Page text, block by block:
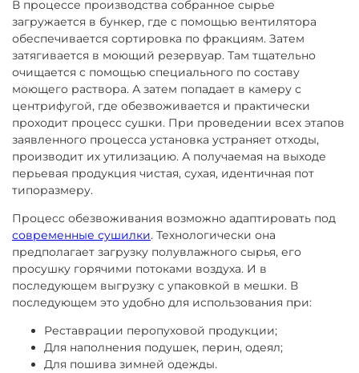
В процессе производства собранное сырье
загружается в бункер, где с помощью вентилятора
обеспечивается сортировка по фракциям. Затем
затягивается в моющий резервуар. Там тщательно
очищается с помощью специального по составу
моющего раствора. А затем попадает в камеру с
центрифугой, где обезвоживается и практически
проходит процесс сушки. При проведении всех этапов
заявленного процесса установка устраняет отходы,
производит их утилизацию. А получаемая на выходе
перьевая продукция чистая, сухая, идентичная пот
типоразмеру.
Процесс обезвоживания возможно адаптировать под
современные сушилки. Технологически она
предполагает загрузку полувлажного сырья, его
просушку горячими потоками воздуха. И в
последующем выгрузку с упаковкой в мешки. В
последующем это удобно для использования при:
Реставрации перопуховой продукции;
Для наполнения подушек, перин, одеял;
Для пошива зимней одежды.